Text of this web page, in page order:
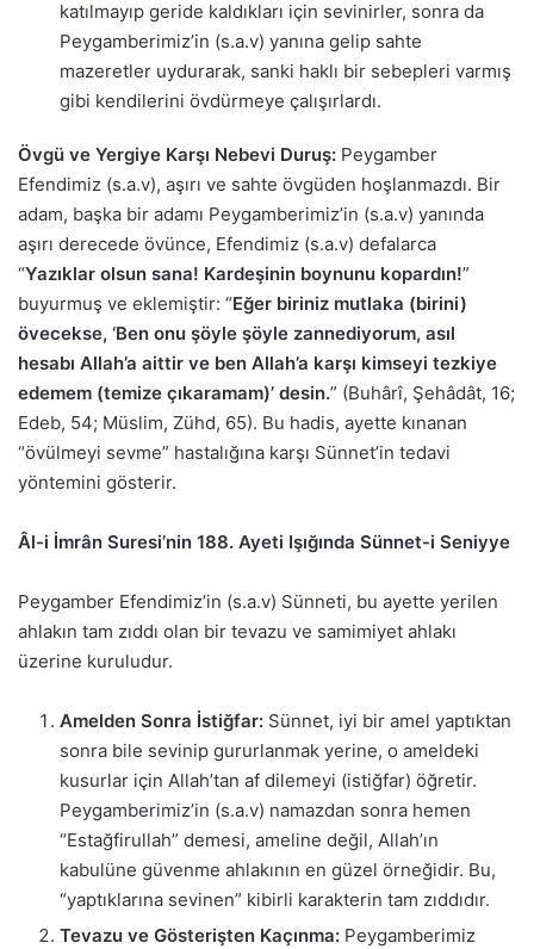
katılmayıp geride kaldıkları için sevinirler, sonra da
Peygamberimiz’in (s.a.v) yanına gelip sahte
mazeretler uydurarak, sanki haklı bir sebepleri varmış
gibi kendilerini övdürmeye çalışırlardı.
Övgü ve Yergiye Karşı Nebevi Duruş: Peygamber
Efendimiz (s.a.v), aşırı ve sahte övgüden hoşlanmazdı. Bir
adam, başka bir adamı Peygamberimiz’in (s.a.v) yanında
aşırı derecede övünce, Efendimiz (s.a.v) defalarca
“Yazıklar olsun sana! Kardeşinin boynunu kopardın!”
buyurmuş ve eklemiştir: “Eğer biriniz mutlaka (birini)
övecekse, ‘Ben onu şöyle şöyle zannediyorum, asıl
hesabı Allah’a aittir ve ben Allah’a karşı kimseyi tezkiye
edemem (temize çıkaramam)’ desin.” (Buhârî, Şehâdât, 16;
Edeb, 54; Müslim, Zühd, 65). Bu hadis, ayette kınanan
“övülmeyi sevme” hastalığına karşı Sünnet’in tedavi
yöntemini gösterir.
Âl-i İmrân Suresi’nin 188. Ayeti Işığında Sünnet-i Seniyye
Peygamber Efendimiz’in (s.a.v) Sünneti, bu ayette yerilen
ahlakın tam zıddı olan bir tevazu ve samimiyet ahlakı
üzerine kuruludur.
Amelden Sonra İstiğfar: Sünnet, iyi bir amel yaptıktan
sonra bile sevinip gururlanmak yerine, o ameldeki
kusurlar için Allah’tan af dilemeyi (istiğfar) öğretir.
Peygamberimiz’in (s.a.v) namazdan sonra hemen
“Estağfirullah” demesi, ameline değil, Allah’ın
kabulüne güvenme ahlakının en güzel örneğidir. Bu,
“yaptıklarına sevinen” kibirli karakterin tam zıddıdır.
Tevazu ve Gösterişten Kaçınma: Peygamberimiz